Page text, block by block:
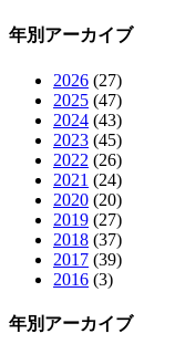
年別アーカイブ
2026 (27)
2025 (47)
2024 (43)
2023 (45)
2022 (26)
2021 (24)
2020 (20)
2019 (27)
2018 (37)
2017 (39)
2016 (3)
年別アーカイブ